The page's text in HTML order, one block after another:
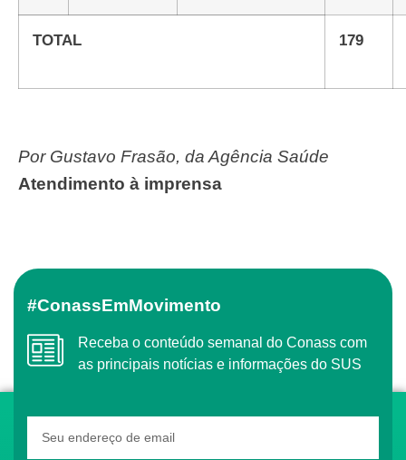
TOTAL 179
Por Gustavo Frasão, da Agência Saúde
Atendimento à imprensa
#ConassEmMovimento
Receba o conteúdo semanal do Conass com
as principais notícias e informações do SUS